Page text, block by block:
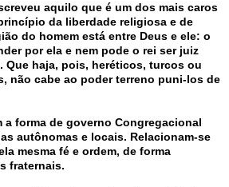
aquilo que é um dos mais caros
da liberdade religiosa e de
do homem está entre Deus e ele: o
por ela e nem pode o rei ser juiz
Que haja, pois, heréticos, turcos ou
não cabe ao poder terreno puni-los de
a forma de governo Congregacional
autônomas e locais. Relacionam-se
mesma fé e ordem, de forma
fraternais.